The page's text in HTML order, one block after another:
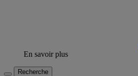
En savoir plus
Recherche